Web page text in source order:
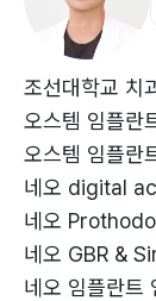
Part 2 치과 질
11. Q: 충치는
12. Q: 충치 치
13. ‌Q: 충치가
신경 치료는
14. Q: 신경 치
15. ‌Q: 잇몸에
의 증상은 무
16. Q: 잇몸병
조선대학교 치
오스템 임플
오스템 임플
네오 digital
네오
네오 GBR &
네오 임플란트